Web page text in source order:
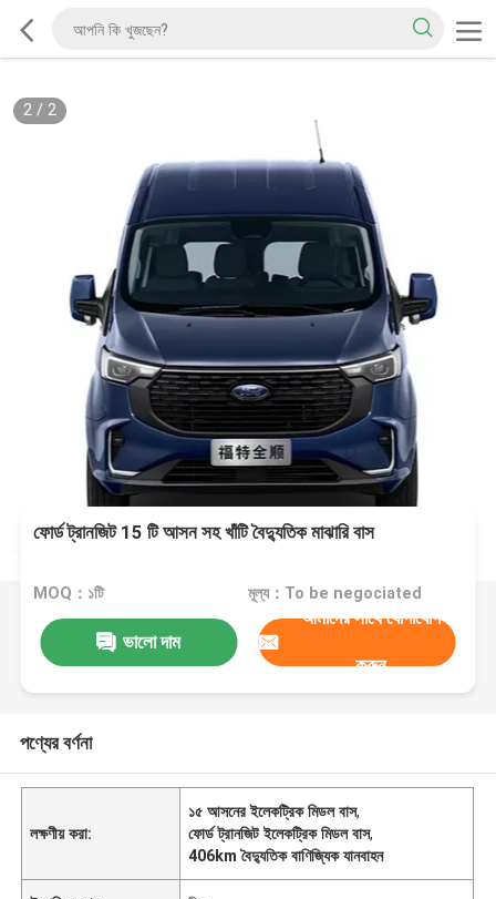
2/ 2
ফোর্ড ট্রানজিট 15 টি আসন সহ খাঁটি বৈদ্যুতিক মাঝারি বাস
MOQ：১টি মূল্য：To be negociated
ভালো দাম
আমাদের সাথে যোগাযোগ
করুন
পণ্যের বর্ণনা
লক্ষণীয় করা:
১৫ আসনের ইলেকট্রিক মিডল বাস,
ফোর্ড ট্রানজিট ইলেকট্রিক মিডল বাস,
406km বৈদ্যুতিক বাণিজ্যিক যানবাহন